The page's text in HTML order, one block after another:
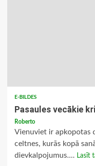
E-BILDES
Pasaules vecākie
Roberto
Vienuviet ir apkopotas
celtnes, kurās kopā
dievkalpojumus.... Lasīt